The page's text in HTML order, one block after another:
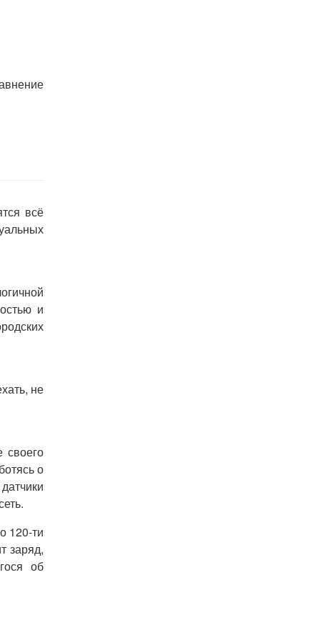
всё
и
не
своего
о
120-ти
заряд,
об